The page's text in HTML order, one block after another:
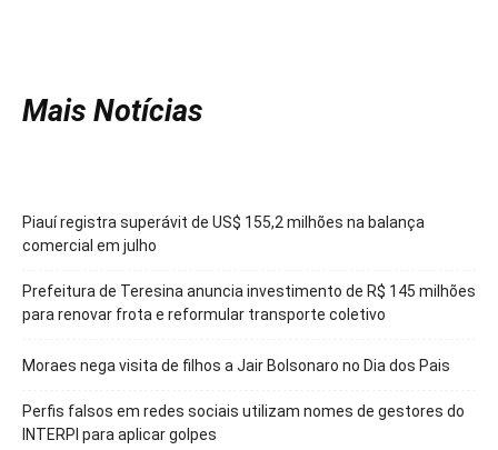
Mais Notícias
Piauí registra superávit de US$ 155,2 milhões na balança
comercial em julho
Prefeitura de Teresina anuncia investimento de R$ 145 milhões
para renovar frota e reformular transporte coletivo
Moraes nega visita de filhos a Jair Bolsonaro no Dia dos Pais
Perfis falsos em redes sociais utilizam nomes de gestores do
INTERPI para aplicar golpes